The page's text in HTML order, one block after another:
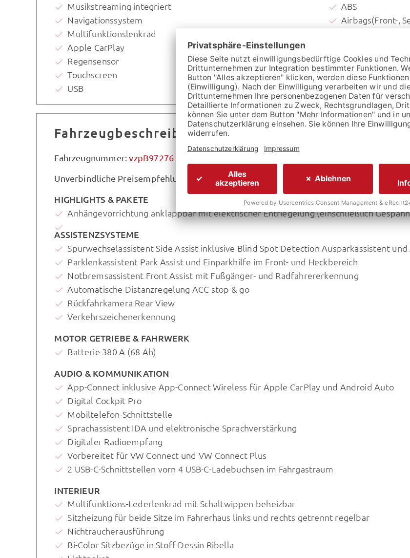
Musikstreaming integriert
Navigationssystem
Multifunktionslenkrad
Apple CarPlay
Regensensor
Touchscreen
USB
ABS
Airbags(Front-,
ESP
Lichtsensor
Fahrzeugbeschreibung
Fahrzeugnummer:vzpB97276
Unverbindliche Preisempfehlung des Herstellers:
HIGHLIGHTS & PAKETE
Anhängevorrichtung anklappbar mit elektrischer Entriegelung (einschließlich
ASSISTENZSYSTEME
Spurwechselassistent Side Assist inklusive Blind Spot Detection Ausparkassistent
Parklenkassistent Park Assist und Einparkhilfe im Front- und Heckbereich
Notbremsassistent Front Assist mit Fußgänger- und Radfahrererkennung
Automatische Distanzregelung ACC stop & go
Rückfahrkamera Rear View
Verkehrszeichenerkennung
MOTOR GETRIEBE & FAHRWERK
Batterie 380 A (68 Ah)
AUDIO & KOMMUNIKATION
App-Connect inklusive App-Connect Wireless für Apple CarPlay und Android Auto
Digital Cockpit Pro
Mobiltelefon-Schnittstelle
Sprachassistent IDA und elektronische Sprachverstärkung
Digitaler Radioempfang
Vorbereitet für VW Connect und VW Connect Plus
2 USB-C-Schnittstellen vorn 4 USB-C-Ladebuchsen im Fahrgastraum
INTERIEUR
Multifunktions-Lederlenkrad mit Schaltwippen beheizbar
Sitzheizung für beide Sitze im Fahrerhaus links und rechts getrennt regelbar
Nichtraucherausführung
Bi-Color Sitzbezüge in Stoff Dessin Ribella